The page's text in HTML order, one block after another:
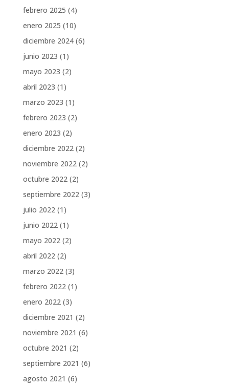
febrero 2025 (4)
enero 2025 (10)
diciembre 2024(6)
junio 2023 (1)
mayo 2023 (2)
abril 2023 (1)
marzo 2023 (1)
febrero 2023 (2)
enero 2023 (2)
diciembre 2022(2)
noviembre 2022(2)
octubre 2022(2)
septiembre 2022(3)
julio 2022(1)
junio 2022(1)
mayo 2022(2)
abril 2022(2)
marzo 2022(3)
febrero 2022(1)
enero 2022(3)
diciembre 2021 (2)
noviembre 2021 (6)
octubre 2021 (2)
septiembre 2021 (6)
agosto 2021 (6)